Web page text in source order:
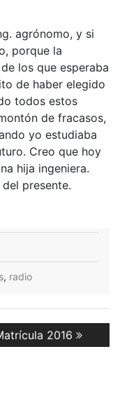
agrónomo, y si
porque la
los que esperaba
de haber elegido
todos estos
de fracasos,
yo estudiaba
Creo que hoy
hija ingeniera.
presente.
, radio
2016